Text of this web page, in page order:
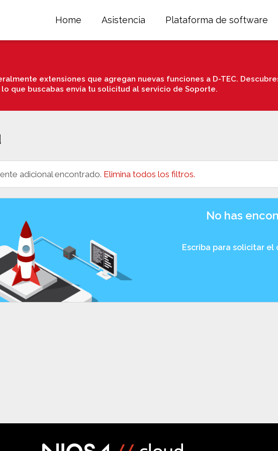
Home Asistencia Plataforma de software
extensiones que agregan nuevas funciones a D-TEC.
que buscabas envía tu solicitud al servicio de Soporte.
adicional encontrado. Elimina todos los filtros.
No has
Escriba para solicitar